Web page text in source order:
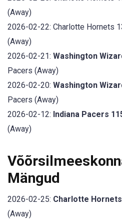
(Away)
2026-02-22: Charlotte Hornets
(Away)
2026-02-21: Washington
Pacers (Away)
2026-02-20: Washington
Pacers (Away)
2026-02-12: Indiana Pacers
(Away)
Mängud
2026-02-25: Charlotte Hornets
(Away)